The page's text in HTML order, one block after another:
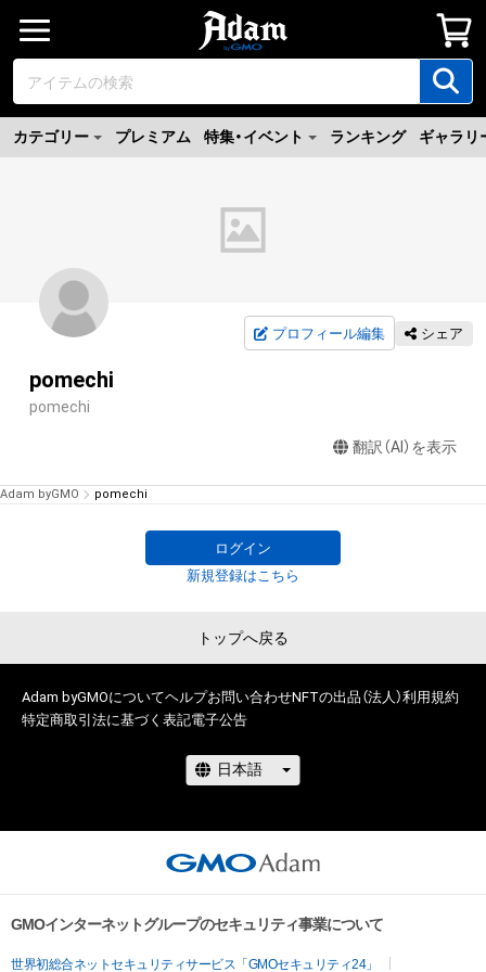
カテゴリー プレミアム 特集・イベント ランキング ギャラリ
プロフィール編集 シェア
pomechi
pomechi
翻訳（AI）を表示
Adam byGMO pomechi
ログイン
新規登録はこちら
トップへ戻る
Adam byGMOについてヘルプお問い合わせNFTの出品（法人）利用規約
特定商取引法に基づく表記電子公告
GMOインターネットグループのセキュリティ事業について
世界初総合ネットセキュリティサービス「GMOセキュリティ24」